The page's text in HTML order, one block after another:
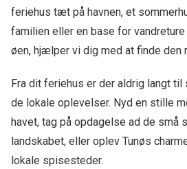
feriehus tæt på havnen, et
familien eller en base for
øen, hjælper vi dig med at finde den
Fra dit feriehus er der aldrig langt til
de lokale oplevelser. Nyd en stille
havet, tag på opdagelse ad de små
landskabet, eller oplev Tunøs
lokale spisesteder.